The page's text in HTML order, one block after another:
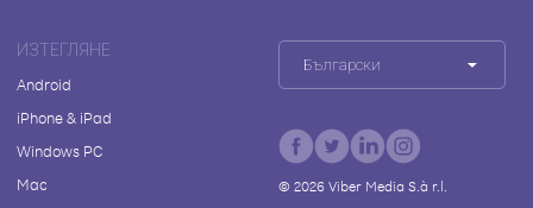
ИЗТЕГЛЯНЕ
Android
iPhone & iPad
Windows PC
Mac
Български
© 2026Viber Media S.à r.l.